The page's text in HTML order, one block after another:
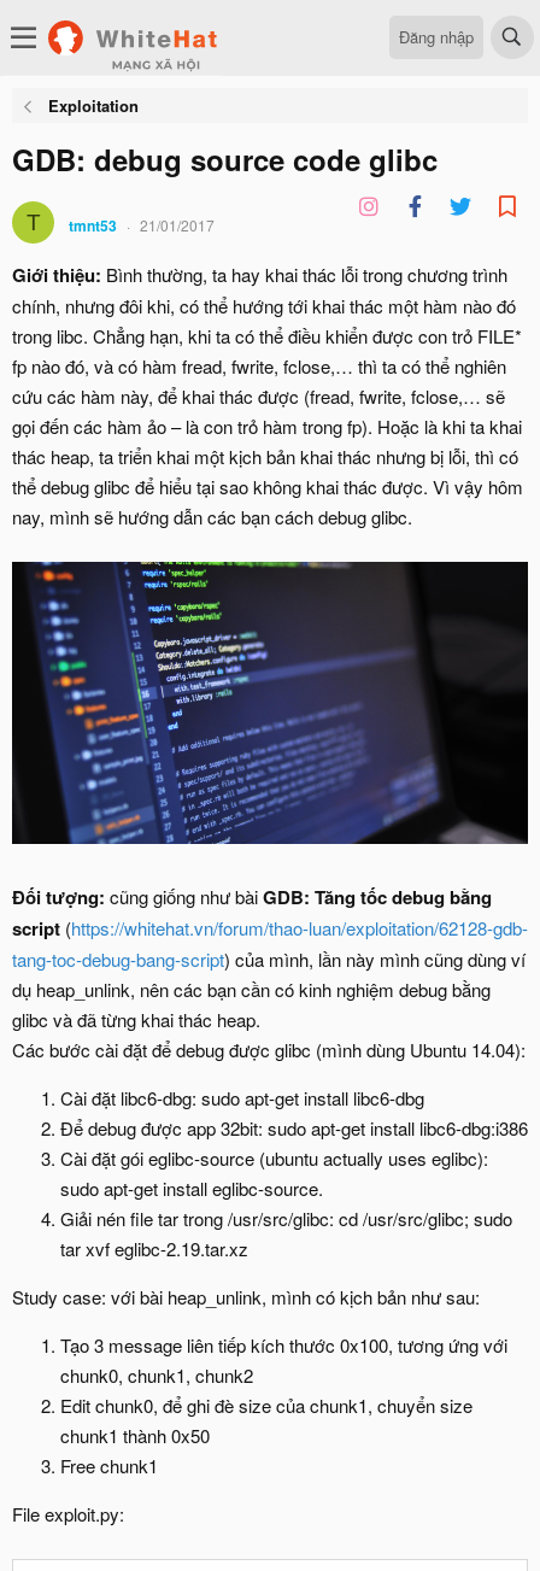
Đăng nhập
Exploitation
GDB: debug source code glibc
T tmnt53 21/01/2017
Giới thiệu: Bình thường, ta hay khai thác lỗi trong chương trình
chính, nhưng đôi khi, có thể hướng tới khai thác một hàm nào đó
trong libc. Chẳng hạn, khi ta có thể điều khiển được con trỏ FILE*
fp nào đó, và có hàm fread, fwrite, fclose,… thì ta có thể nghiên
cứu các hàm này, để khai thác được (fread, fwrite, fclose,… sẽ
gọi đến các hàm ảo – là con trỏ hàm trong fp). Hoặc là khi ta khai
thác heap, ta triển khai một kịch bản khai thác nhưng bị lỗi, thì có
thể debug glibc để hiểu tại sao không khai thác được. Vì vậy hôm
nay, mình sẽ hướng dẫn các bạn cách debug glibc.
Đối tượng: cũng giống như bàiGDB: Tăng tốc debug bằng
script (https://whitehat.vn/forum/thao-luan/exploitation/62128-gdb-
tang-toc-debug-bang-script) của mình, lần này mình cũng dùng ví
dụ heap_unlink, nên các bạn cần có kinh nghiệm debug bằng
glibc và đã từng khai thác heap.
Các bước cài đặt để debug được glibc (mình dùng Ubuntu 14.04):
Cài đặt libc6-dbg: sudo apt-get install libc6-dbg
Để debug được app 32bit: sudo apt-get install libc6-dbg:i386
Cài đặt gói eglibc-source (ubuntu actually uses eglibc):
sudo apt-get install eglibc-source.
Giải nén file tar trong /usr/src/glibc: cd /usr/src/glibc; sudo
tar xvf eglibc-2.19.tar.xz
Study case: với bài heap_unlink, mình có kịch bản như sau:
Tạo 3 message liên tiếp kích thước 0x100, tương ứng với
chunk0, chunk1, chunk2
Edit chunk0, để ghi đè size của chunk1, chuyển size
chunk1 thành 0x50
Free chunk1
File exploit.py: